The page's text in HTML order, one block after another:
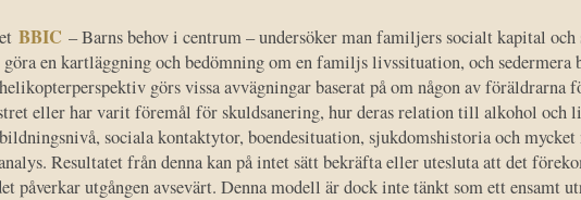
BBIC – Barns behov i centrum – undersöker man familjers socialt kapital
en kartläggning och bedömning om en familjs livssituation, och sedermera
görs vissa avvägningar baserat på om någon av föräldrarna
eller har varit föremål för skuldsanering, hur deras relation till alkohol och
sociala kontaktytor, boendesituation, sjukdomshistoria och
Resultatet från denna kan på intet sätt bekräfta eller utesluta att det
påverkar utgången avsevärt. Denna modell är dock inte tänkt som ett ensamt